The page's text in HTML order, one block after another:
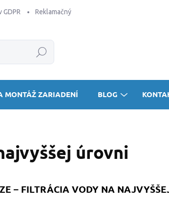
Reklamačný poriadok
Hľadať
MONTÁŽ ZARIADENÍ BLOG
úrovni
– FILTRÁCIA VODY NA